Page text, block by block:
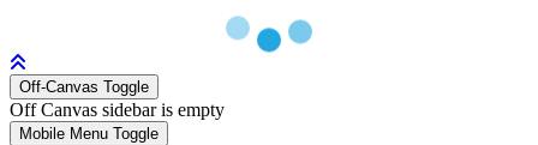
Off-Canvas Toggle
Off Canvas sidebar is empty
Mobile Menu Toggle